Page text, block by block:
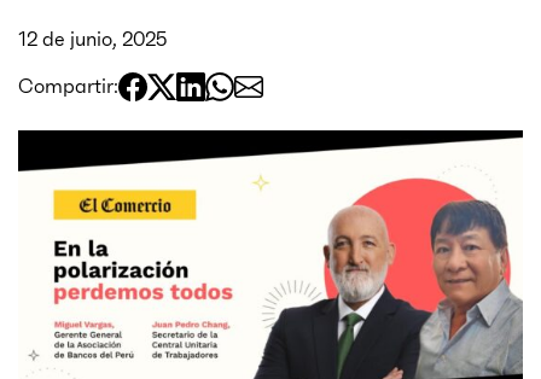
12 de junio, 2025
Compartir: